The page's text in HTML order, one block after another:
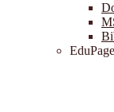
EduPage